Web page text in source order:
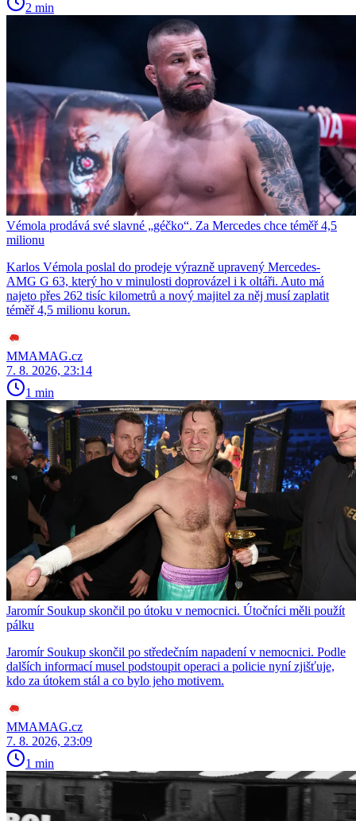
2 min
Vémola prodává své slavné „géčko“. Za Mercedes chce téměř 4,5
milionu
Karlos Vémola poslal do prodeje výrazně upravený Mercedes-
AMG G 63, který ho v minulosti doprovázel i k oltáři. Auto má
najeto přes 262 tisíc kilometrů a nový majitel za něj musí zaplatit
téměř 4,5 milionu korun.
MMAMAG.cz
7. 8. 2026, 23:14
1 min
Jaromír Soukup skončil po útoku v nemocnici. Útočníci měli použít
pálku
Jaromír Soukup skončil po středečním napadení v nemocnici. Podle
dalších informací musel podstoupit operaci a policie nyní zjišťuje,
kdo za útokem stál a co bylo jeho motivem.
MMAMAG.cz
7. 8. 2026, 23:09
1 min